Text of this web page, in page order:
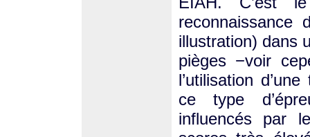
reconnaissance
illustration) dans
pièges −voir
l’utilisation
ce type
influencés par